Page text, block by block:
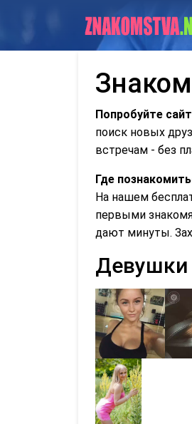
Попробуйте
поиск новых
встречам - без
Где
На нашем
первыми
дают минуты.
Девушки